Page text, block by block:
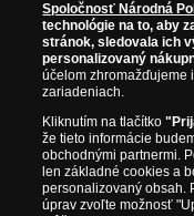
Prosím informujte
Spoločnosť Národná
technológie na to, aby
stránok, sledovala ich
personalizovaný
účelom zhromažďujeme
zariadeniach.
Kliknutím na tlačítko
že tieto informácie
obchodnými partnermi.
len základné cookies a
personalizovaný obsah.
úprav zvoľte možnosť